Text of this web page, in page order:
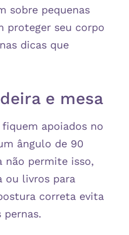
sobre pequenas
proteger seu corpo
dicas que
e mesa
apoiados no
ângulo de 90
não permite isso,
ou livros para
correta evita
pernas.